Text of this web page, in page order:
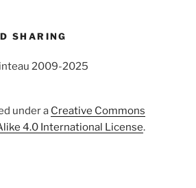
SHARING
2009-2025
under a Creative Commons
4.0 International License.